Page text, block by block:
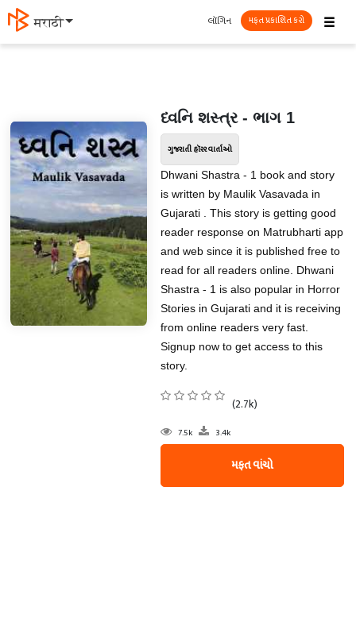
मराठी ☰
લૉગિન મફત પ્રકાશિત કરો
ધ્વનિ શસ્ત્ર - ભાગ 1
ગુજરાતી હૉરર વાર્તાઓ
Dhwani Shastra - 1 book and story
is written by Maulik Vasavada in
Gujarati . This story is getting good
reader response on Matrubharti app
and web since it is published free to
read for all readers online. Dhwani
Shastra - 1 is also popular in Horror
Stories in Gujarati and it is receiving
from online readers very fast.
Signup now to get access to this
story.
(2.7k)
7.5k 3.4k
મફત વાંચો